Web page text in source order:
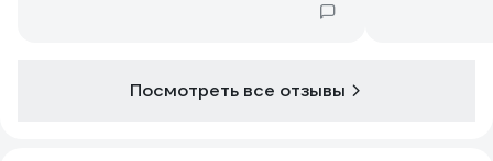
Посмотреть все отзывы